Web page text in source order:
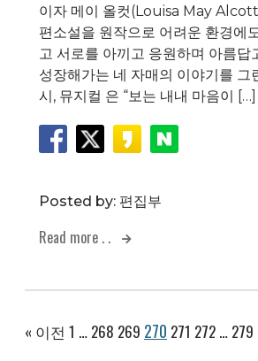
이자 메이 올컷(Louisa May
편소설을 원작으로 어려운 환경에
고 서로를 아끼고 응원하며 아름답
성장해가는 네 자매의 이야기를 그
시, 뮤지컬 은 “보는 내내 마음이 […]
Posted by: 편집부
Read more . .
« 이전 1 … 268 269 270 271 272 … 279